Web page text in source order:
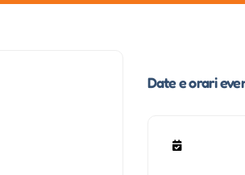
Date e orari